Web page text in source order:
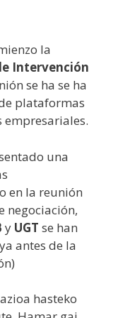
la
Intervención
se ha se ha
plataformas
empresariales.
una
en la reunión
negociación,
y UGT se han
antes de la
hasteko